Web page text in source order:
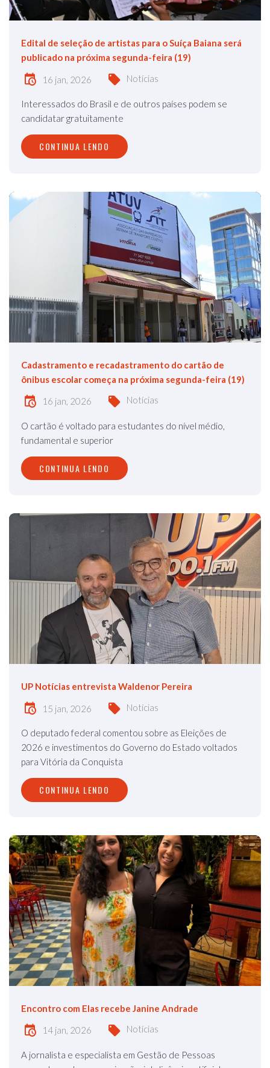
Edital de seleção de artistas para o Suíça Baiana será
publicado na próxima segunda-feira (19)
16 jan, 2026 Notícias
Interessados do Brasil e de outros países podem se
candidatar gratuitamente
CONTINUA LENDO
Cadastramento e recadastramento do cartão de
ônibus escolar começa na próxima segunda-feira (19)
16 jan, 2026 Notícias
O cartão é voltado para estudantes do nível médio,
fundamental e superior
CONTINUA LENDO
UP Notícias entrevista Waldenor Pereira
15 jan, 2026 Notícias
O deputado federal comentou sobre as Eleições de
2026 e investimentos do Governo do Estado voltados
para Vitória da Conquista
CONTINUA LENDO
Encontro com Elas recebe Janine Andrade
14 jan, 2026 Notícias
A jornalista e especialista em Gestão de Pessoas